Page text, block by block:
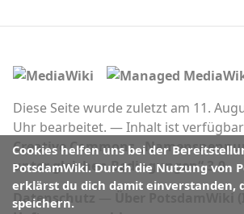
Cookies helfen uns bei der
PotsdamWiki. Durch die Nutzung von
erklärst du dich damit einverstanden,
speichern.
Diese Seite wurde zuletzt am 11.
Uhr bearbeitet.
Inhalt ist
Creative Commons
unter gleichen Bedingungen“ 3.0.
Datenschutz